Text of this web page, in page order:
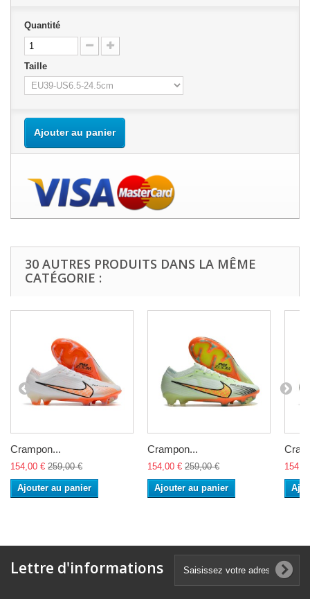
Quantité
Taille
Ajouter au panier
30 AUTRES PRODUITS DANS LA MÊME
CATÉGORIE :
Crampon...
154,00 € 259,00 €
Ajouter au panier
Crampon...
154,00 € 259,00 €
Ajouter au panier
Lettre d'informations